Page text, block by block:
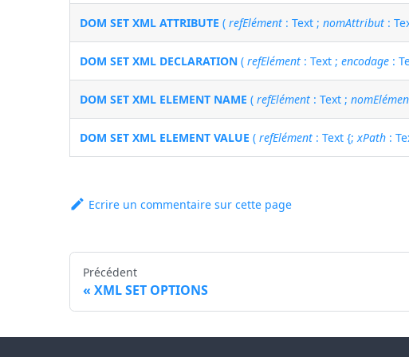
DOM SET XML ATTRIBUTE (refElément : Text ;nomAttribut :
DOM SET XML DECLARATION (refElément : Text ;encodage :
DOM SET XML ELEMENT NAME (refElément : Text ;
DOM SET XML ELEMENT VALUE (refElément : Text {;xPath :
Ecrire un commentaire sur cette page
Précédent
XML SET OPTIONS